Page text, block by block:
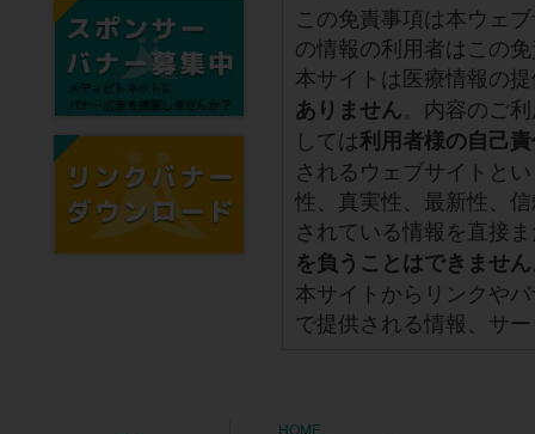
この免責事項は本ウェ
の情報の利用者はこの
本サイトは医療情報の
ありません。内容のご
しては利用者様の自己
されるウェブサイトと
性、真実性、最新性、
されている情報を直接
を負うことはできません
本サイトからリンクや
で提供される情報、サ
HOME